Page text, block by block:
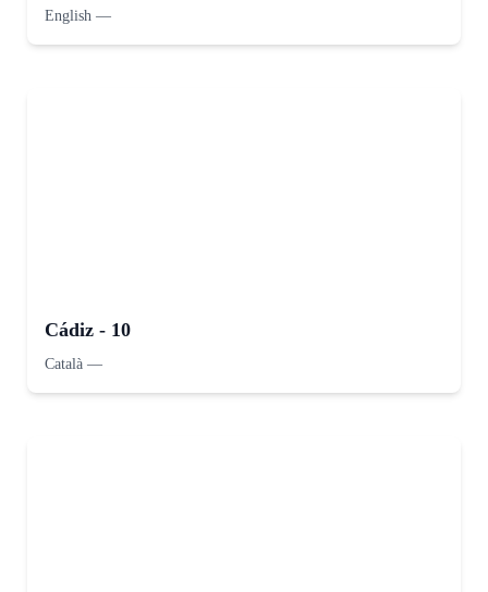
English —
Cádiz - 10
Català —